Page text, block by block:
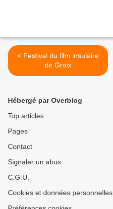
< Festival du film insulaire
de Groix
Hébergé par Overblog
Top articles
Pages
Contact
Signaler un abus
C.G.U.
Cookies et données personnelles